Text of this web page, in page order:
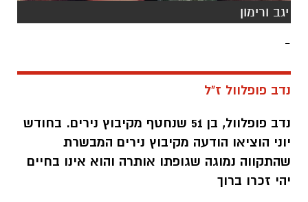
יגב ורימון
-
נדב פופלוול ז"ל
נדב פופלוול, בן 51 שנחטף מקיבוץ נירים. בחודש
יוני הוציאו הודעה מקיבוץ נירים המבשרת
שהתקווה נמוגה שגופתו אותרה והוא אינו בחיים
יהי זכרו ברוך